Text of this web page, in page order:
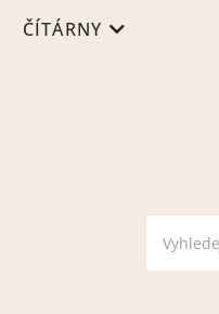
ČÍTÁRNY